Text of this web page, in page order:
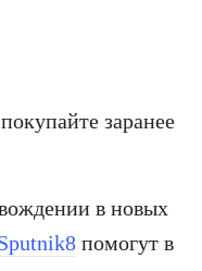
заранее
в новых
помогут в